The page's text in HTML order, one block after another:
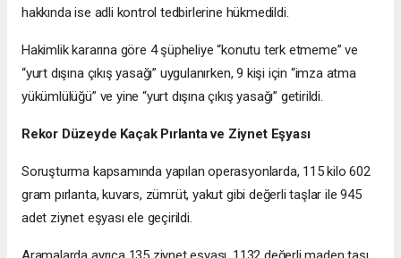
hakkında ise adli kontrol tedbirlerine hükmedildi.
Hakimlik kararına göre 4 şüpheliye “konutu terk etmeme” ve
“yurt dışına çıkış yasağı” uygulanırken, 9 kişi için “imza atma
yükümlülüğü” ve yine “yurt dışına çıkış yasağı” getirildi.
Rekor Düzeyde Kaçak Pırlanta ve Ziynet Eşyası
Soruşturma kapsamında yapılan operasyonlarda, 115 kilo 602
gram pırlanta, kuvars, zümrüt, yakut gibi değerli taşlar ile 945
adet ziynet eşyası ele geçirildi.